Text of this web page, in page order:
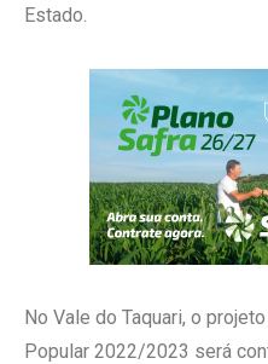
Estado.
No Vale do Taquari, o
Popular 2022/2023 será